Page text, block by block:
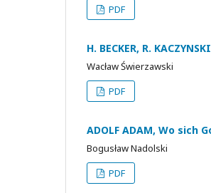
PDF
H. BECKER, R.
Wacław Świerzawski
PDF
ADOLF ADAM, Wo sich
Bogusław Nadolski
PDF